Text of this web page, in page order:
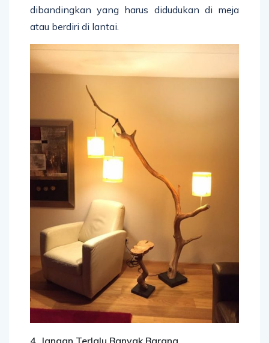
dibandingkan yang harus didudukan di meja
atau berdiri di lantai.